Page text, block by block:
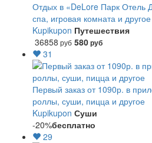
Отдых в «DeLore Парк Отель
спа, игровая комната и другое
Kupikupon Путешествия
36858 руб 580руб
31
Первый заказ от 1090р. в
роллы, суши, пицца и другое
Kupikupon Суши
-20%бесплатно
29